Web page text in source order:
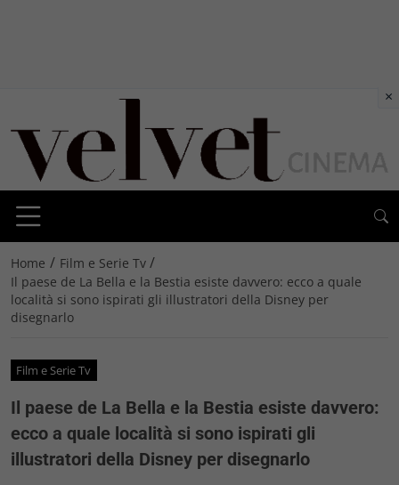
Home / Film e Serie Tv /
Il paese de La Bella e la Bestia esiste davvero: ecco a quale
località si sono ispirati gli illustratori della Disney per
disegnarlo
Film e Serie Tv
Il paese de La Bella e la Bestia esiste davvero:
ecco a quale località si sono ispirati gli
illustratori della Disney per disegnarlo
×